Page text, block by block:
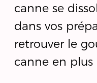
canne se
dans vos
retrouver le
canne en plus